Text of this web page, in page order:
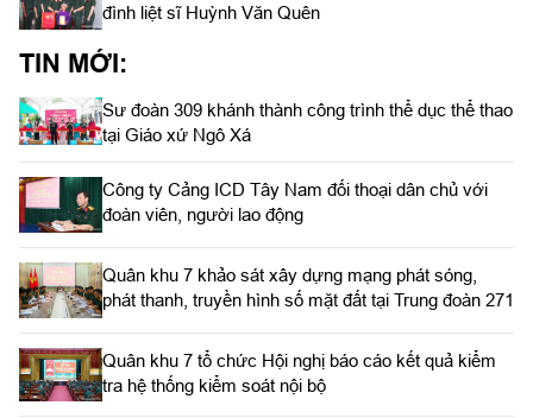
đình liệt sĩ Huỳnh Văn Quên
TIN MỚI:
Sư đoàn 309 khánh thành công trình thể dục thể thao
tại Giáo xứ Ngô Xá
Công ty Cảng ICD Tây Nam đối thoại dân chủ với
đoàn viên, người lao động
Quân khu 7 khảo sát xây dựng mạng phát sóng,
phát thanh, truyền hình số mặt đất tại Trung đoàn 271
Quân khu 7 tổ chức Hội nghị báo cáo kết quả kiểm
tra hệ thống kiểm soát nội bộ